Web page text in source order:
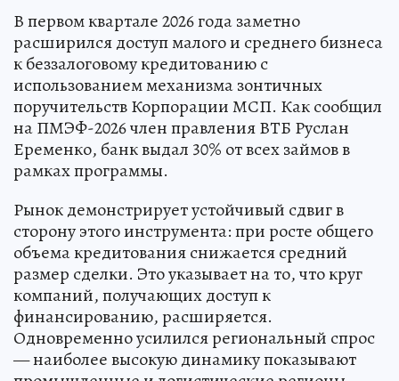
В первом квартале 2026 года заметно
расширился доступ малого и среднего бизнеса
к беззалоговому кредитованию с
использованием механизма зонтичных
поручительств Корпорации МСП. Как сообщил
на ПМЭФ-2026 член правления ВТБ Руслан
Еременко, банк выдал 30% от всех займов в
рамках программы.
Рынок демонстрирует устойчивый сдвиг в
сторону этого инструмента: при росте общего
объема кредитования снижается средний
размер сделки. Это указывает на то, что круг
компаний, получающих доступ к
финансированию, расширяется.
Одновременно усилился региональный спрос
— наиболее высокую динамику показывают